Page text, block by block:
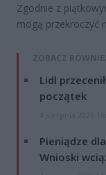
Zgodnie z
mogą przekroczyć
ZOBACZ
Lidl
początek
Pieniądze
Wnioski